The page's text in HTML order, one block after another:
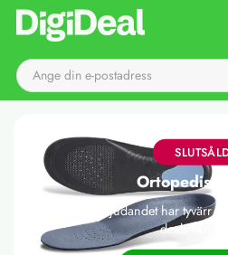
Till startsidan
Ortopediska
Det här erbjudandet har tyvärr
deals varje